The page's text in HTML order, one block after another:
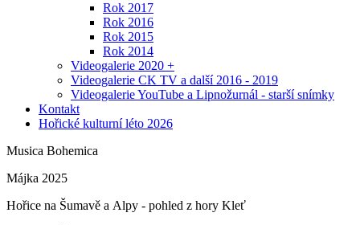
Rok 2017
Rok 2016
Rok 2015
Rok 2014
Videogalerie 2020 +
Videogalerie CK TV a další 2016 - 2019
Videogalerie YouTube a Lipnožurnál - starší snímky
Kontakt
Hořické kulturní léto 2026
Musica Bohemica
Májka 2025
Hořice na Šumavě a Alpy - pohled z hory Kleť